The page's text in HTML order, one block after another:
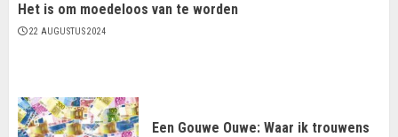
Het is om moedeloos van te worden
22 AUGUSTUS 2024
Een Gouwe Ouwe: Waar ik trouwens